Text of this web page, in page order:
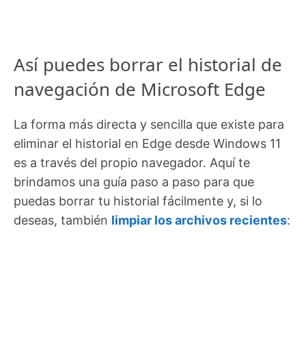
Así puedes borrar el historial de
navegación de Microsoft Edge
La forma más directa y sencilla que existe para
eliminar el historial en Edge desde Windows 11
es a través del propio navegador. Aquí te
brindamos una guía paso a paso para que
puedas borrar tu historial fácilmente y, si lo
deseas, también limpiar los archivos recientes: